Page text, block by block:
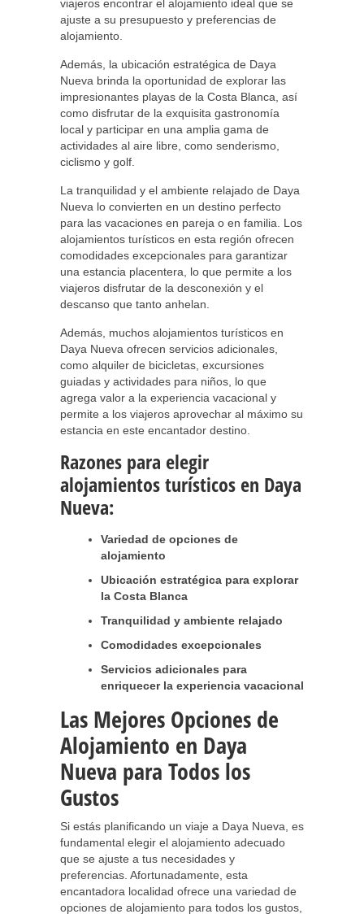
viajeros encontrar el alojamiento ideal que se
ajuste a su presupuesto y preferencias de
alojamiento.
Además, la ubicación estratégica de Daya
Nueva brinda la oportunidad de explorar las
impresionantes playas de la Costa Blanca, así
como disfrutar de la exquisita gastronomía
local y participar en una amplia gama de
actividades al aire libre, como senderismo,
ciclismo y golf.
La tranquilidad y el ambiente relajado de Daya
Nueva lo convierten en un destino perfecto
para las vacaciones en pareja o en familia. Los
alojamientos turísticos en esta región ofrecen
comodidades excepcionales para garantizar
una estancia placentera, lo que permite a los
viajeros disfrutar de la desconexión y el
descanso que tanto anhelan.
Además, muchos alojamientos turísticos en
Daya Nueva ofrecen servicios adicionales,
como alquiler de bicicletas, excursiones
guiadas y actividades para niños, lo que
agrega valor a la experiencia vacacional y
permite a los viajeros aprovechar al máximo su
estancia en este encantador destino.
Razones para elegir
alojamientos turísticos en Daya
Nueva:
Variedad de opciones de
alojamiento
Ubicación estratégica para explorar
la Costa Blanca
Tranquilidad y ambiente relajado
Comodidades excepcionales
Servicios adicionales para
enriquecer la experiencia vacacional
Las Mejores Opciones de
Alojamiento en Daya
Nueva para Todos los
Gustos
Si estás planificando un viaje a Daya Nueva, es
fundamental elegir el alojamiento adecuado
que se ajuste a tus necesidades y
preferencias. Afortunadamente, esta
encantadora localidad ofrece una variedad de
opciones de alojamiento para todos los gustos,